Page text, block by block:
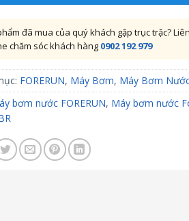
đã mua của quý khách gặp trục trặc?
chăm sóc khách hàng 0902 192 979
FORERUN, Máy Bơm, Máy Bơm
bơm nước FORERUN, Máy bơm nước